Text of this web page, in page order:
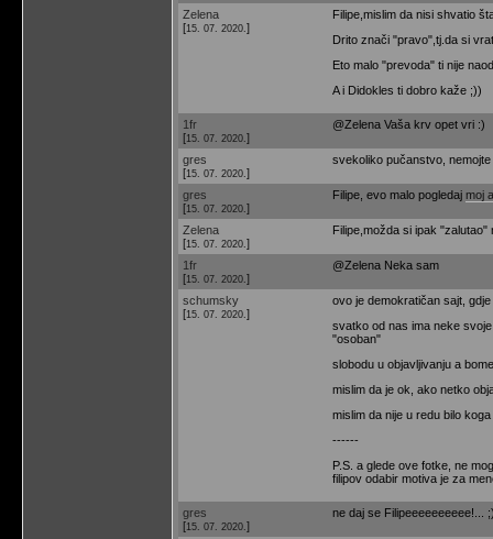
Zelena
[15. 07. 2020. ]
Filipe,mislim da nisi shvatio
Drito znači "pravo",tj.da si
Eto malo "prevoda" ti nije
A i Didokles ti dobro kaže ;))
1fr
[15. 07. 2020. ]
@Zelena Vaša krv opet vri :)
gres
[15. 07. 2020. ]
svekoliko pučanstvo,
gres
[15. 07. 2020. ]
Filipe, evo malo pogledaj moj
Zelena
[15. 07. 2020. ]
Filipe,možda si ipak "zalutao"
1fr
[15. 07. 2020. ]
@Zelena Neka sam
schumsky
[15. 07. 2020. ]
ovo je demokratičan sajt,
svatko od nas ima neke
"osoban"
slobodu u objavljivanju a
mislim da je ok, ako netko
mislim da nije u redu bilo
------
P.S. a glede ove fotke, ne
filipov odabir motiva je za
gres
[15. 07. 2020. ]
ne daj se Filipeeeeeeeeee!...